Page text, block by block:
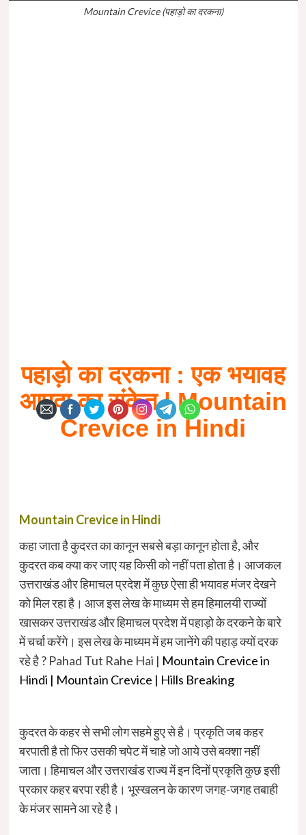
Mountain Crevice (पहाड़ो का दरकना)
पहाड़ो का दरकना : एक भयावह
आपदा का संकेत | Mountain
Crevice in Hindi
Mountain Crevice in Hindi
कहा जाता है कुदरत का कानून सबसे बड़ा कानून होता है, और
कुदरत कब क्या कर जाए यह किसी को नहीं पता होता है। आजकल
उत्तराखंड और हिमाचल प्रदेश में कुछ ऐसा ही भयावह मंजर देखने
को मिल रहा है। आज इस लेख के माध्यम से हम हिमालयी राज्यों
खासकर उत्तराखंड और हिमाचल प्रदेश में पहाड़ो के दरकने के बारे
में चर्चा करेंगे। इस लेख के माध्यम में हम जानेंगे की पहाड़ क्यों दरक
रहे है ? Pahad Tut Rahe Hai | Mountain Crevice in
Hindi | Mountain Crevice | Hills Breaking
कुदरत के कहर से सभी लोग सहमे हुए से है। प्रकृति जब कहर
बरपाती है तो फिर उसकी चपेट में चाहे जो आये उसे बक्शा नहीं
जाता। हिमाचल और उत्तराखंड राज्य में इन दिनों प्रकृति कुछ इसी
प्रकार कहर बरपा रही है। भूस्खलन के कारण जगह-जगह तबाही
के मंजर सामने आ रहे है।